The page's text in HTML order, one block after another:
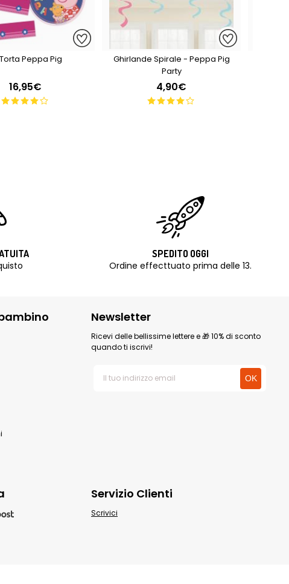
Peppa Pig
16,95€
Ghirlande Spirale - Peppa Pig
Party
4,90€
SPEDITO OGGI
Ordine effecttuato prima delle 13.
Newsletter
Ricevi delle bellissime lettere e 🎁 10% di sconto
quando ti iscrivi!
Servizio Clienti
Scrivici